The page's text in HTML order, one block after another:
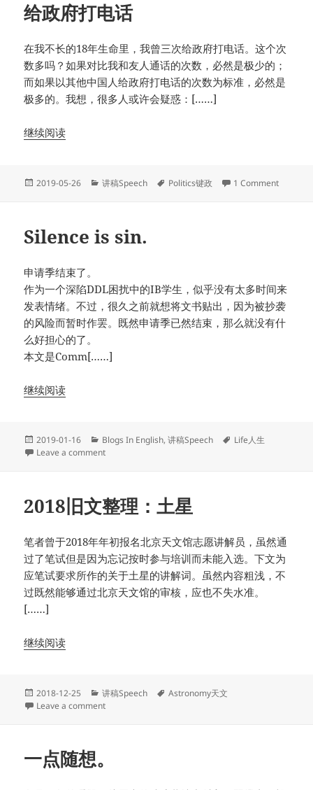
给政府打电话
在我不长的18年生命里，我曾三次给政府打电话。这个次
数多吗？如果对比我和友人通话的次数，必然是极少的；
而如果以其他中国人给政府打电话的次数为标准，必然是
极多的。我想，很多人或许会疑惑：[……]
继续阅读
Posted
2019-05-26 Categories
讲稿Speech Tags
Politics键政 1 Commenton 给政
Silence is sin.
申请季结束了。
作为一个深陷DDL困扰中的IB学生，似乎没有太多时间来
发表情绪。不过，很久之前就想将文书贴出，因为被抄袭
的风险而暂时作罢。既然申请季已然结束，那么就没有什
么好担心的了。
本文是Comm[……]
继续阅读
Posted
on
2019-01-16 Categories
Blogs In English,讲稿Speech Tags
Life人生
Leave a commenton Silence is sin.
2018旧文整理：土星
笔者曾于2018年年初报名北京天文馆志愿讲解员，虽然通
过了笔试但是因为忘记按时参与培训而未能入选。下文为
应笔试要求所作的关于土星的讲解词。虽然内容粗浅，不
过既然能够通过北京天文馆的审核，应也不失水准。
[……]
继续阅读
Posted
on
2018-12-25 Categories
讲稿Speech Tags
Astronomy天文
Leave a commenton 2018旧文整理：土星
一点随想。